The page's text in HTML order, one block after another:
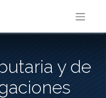
y de